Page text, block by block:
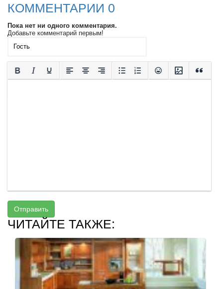
КОММЕНТАРИИ 0
Пока нет ни одного комментария.
Добавьте комментарий первым!
Отправить
ЧИТАЙТЕ ТАКЖЕ: